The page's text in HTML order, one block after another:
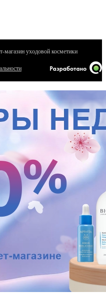
уходовой косметики